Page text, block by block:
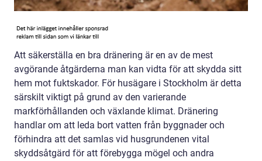
Att säkerställa en bra dränering är en av de mest
avgörande åtgärderna man kan vidta för att skydda sitt
hem mot fuktskador. För husägare i Stockholm är detta
särskilt viktigt på grund av den varierande
markförhållanden och växlande klimat. Dränering
handlar om att leda bort vatten från byggnader och
förhindra att det samlas vid husgrundenen vital
skyddsåtgärd för att förebygga mögel och andra